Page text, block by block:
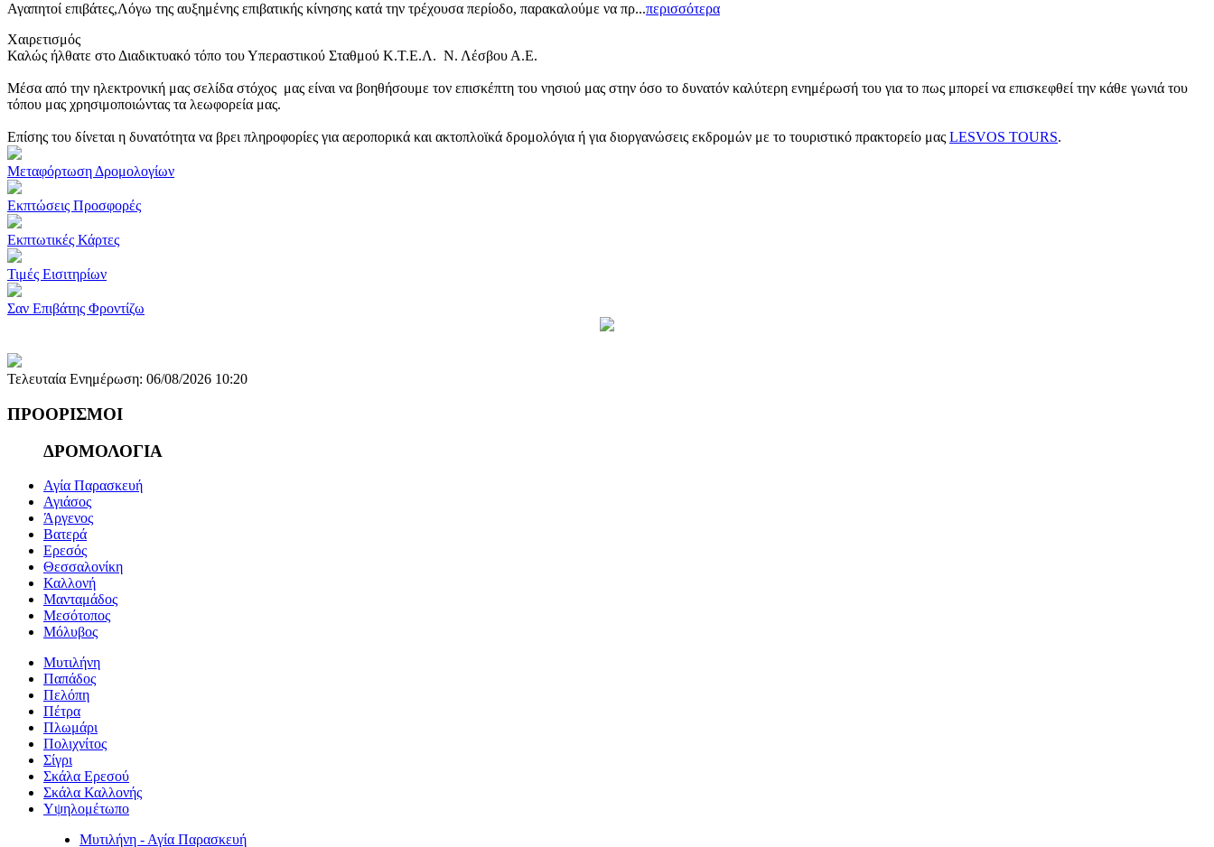
Αγαπητοί επιβάτες,Λόγω της αυξημένης επιβατικής κίνησης κατά την τρέχουσα περίοδο, παρακαλούμε να πρ...περισσότερα
Χαιρετισμός
Καλώς ήλθατε στο Διαδικτυακό τόπο του Υπεραστικού Σταθμού Κ.Τ.Ε.Λ. Ν. Λέσβου Α.Ε.
Μέσα από την ηλεκτρονική μας σελίδα στόχος μας είναι να βοηθήσουμε τον επισκέπτη του νησιού μας στην όσο το δυνατόν καλύτερη ενημέρωσή του για το πως μπορεί να επισκεφθεί την κάθε γωνιά του
τόπου μας χρησιμοποιώντας τα λεωφορεία μας.
Επίσης του δίνεται η δυνατότητα να βρει πληροφορίες για αεροπορικά και ακτοπλοϊκά δρομολόγια ή για διοργανώσεις εκδρομών με το τουριστικό πρακτορείο μας LESVOS TOURS.
Μεταφόρτωση Δρομολογίων
Εκπτώσεις Προσφορές
Εκπτωτικές Κάρτες
Τιμές Εισιτηρίων
Σαν Επιβάτης Φροντίζω
Τελευταία Ενημέρωση: 06/08/2026 10:20
ΠΡΟΟΡΙΣΜΟΙ
ΔΡΟΜΟΛΟΓΙΑ
Αγία Παρασκευή
Αγιάσος
Άργενος
Βατερά
Ερεσός
Θεσσαλονίκη
Καλλονή
Μανταμάδος
Μεσότοπος
Μόλυβος
Μυτιλήνη
Παπάδος
Πελόπη
Πέτρα
Πλωμάρι
Πολιχνίτος
Σίγρι
Σκάλα Ερεσού
Σκάλα Καλλονής
Υψηλομέτωπο
Μυτιλήνη - Αγία Παρασκευή